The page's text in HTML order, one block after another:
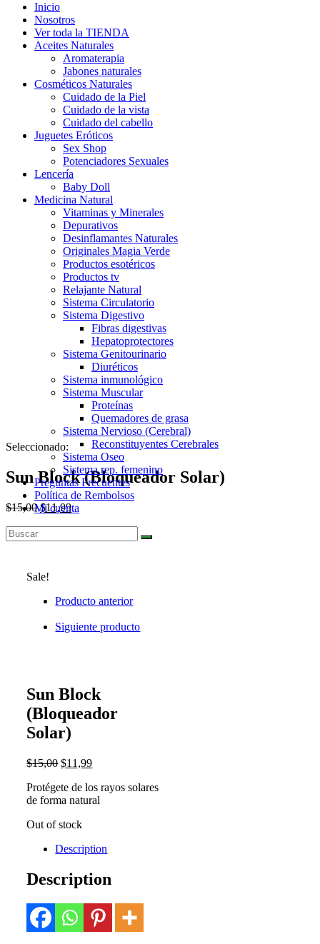
Inicio
Nosotros
Ver toda la TIENDA
Aceites Naturales
Aromaterapia
Jabones naturales
Cosméticos Naturales
Cuidado de la Piel
Cuidado de la vista
Cuidado del cabello
Juguetes Eróticos
Sex Shop
Potenciadores Sexuales
Lencería
Baby Doll
Medicina Natural
Vitaminas y Minerales
Depurativos
Desinflamantes Naturales
Originales Magia Verde
Productos esotéricos
Productos tv
Relajante Natural
Sistema Circulatorio
Sistema Digestivo
Fibras digestivas
Hepatoprotectores
Sistema Genitourinario
Diuréticos
Sistema inmunológico
Sistema Muscular
Proteínas
Quemadores de grasa
Sistema Nervioso (Cerebral)
Reconstituyentes Cerebrales
Sistema Oseo
Sistema rep. femenino
Preguntas Frecuentes
Política de Rembolsos
Mi cuenta
Seleccionado:
Sun Block (Bloqueador Solar)
$15,00 $11,99
Agotado
Sale!
Producto anterior
Siguiente producto
Sun Block
(Bloqueador
Solar)
$15,00 $11,99
Protégete de los rayos solares
de forma natural
Out of stock
Description
Description